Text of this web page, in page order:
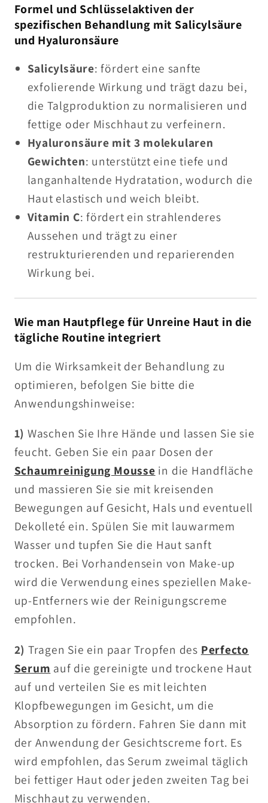
Formel und Schlüsselaktiven der
spezifischen Behandlung mit Salicylsäure
und Hyaluronsäure
Salicylsäure: fördert eine sanfte
exfolierende Wirkung und trägt dazu bei,
die Talgproduktion zu normalisieren und
fettige oder Mischhaut zu verfeinern.
Hyaluronsäure mit 3 molekularen
Gewichten: unterstützt eine tiefe und
langanhaltende Hydratation, wodurch die
Haut elastisch und weich bleibt.
Vitamin C: fördert ein strahlenderes
Aussehen und trägt zu einer
restrukturierenden und reparierenden
Wirkung bei.
Wie man Hautpflege für Unreine Haut in die
tägliche Routine integriert
Um die Wirksamkeit der Behandlung zu
optimieren, befolgen Sie bitte die
Anwendungshinweise:
1) Waschen Sie Ihre Hände und lassen Sie sie
feucht. Geben Sie ein paar Dosen der
Schaumreinigung Mousse in die Handfläche
und massieren Sie sie mit kreisenden
Bewegungen auf Gesicht, Hals und eventuell
Dekolleté ein. Spülen Sie mit lauwarmem
Wasser und tupfen Sie die Haut sanft
trocken. Bei Vorhandensein von Make-up
wird die Verwendung eines speziellen Make-
up-Entferners wie der Reinigungscreme
empfohlen.
2) Tragen Sie ein paar Tropfen des Perfecto
Serum auf die gereinigte und trockene Haut
auf und verteilen Sie es mit leichten
Klopfbewegungen im Gesicht, um die
Absorption zu fördern. Fahren Sie dann mit
der Anwendung der Gesichtscreme fort. Es
wird empfohlen, das Serum zweimal täglich
bei fettiger Haut oder jeden zweiten Tag bei
Mischhaut zu verwenden.